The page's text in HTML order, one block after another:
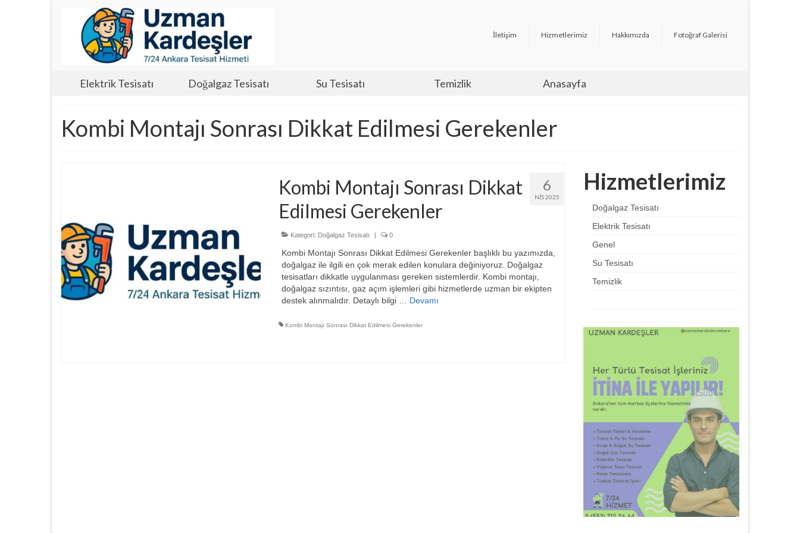
İletişim Hizmetlerimiz Hakkımızda Fotoğraf Galerisi
Elektrik Tesisatı Doğalgaz Tesisatı Su Tesisatı Temizlik Anasayfa
Kombi Montajı Sonrası Dikkat Edilmesi Gerekenler
6
NIS 2025
Kombi Montajı Sonrası Dikkat
Edilmesi Gerekenler
Kategori: Doğalgaz Tesisatı | 0
Kombi Montajı Sonrası Dikkat Edilmesi Gerekenler başlıklı bu yazımızda,
doğalgaz ile ilgili en çok merak edilen konulara değiniyoruz. Doğalgaz
tesisatları dikkatle uygulanması gereken sistemlerdir. Kombi montajı,
doğalgaz sızıntısı, gaz açım işlemleri gibi hizmetlerde uzman bir ekipten
destek alınmalıdır. Detaylı bilgi … Devamı
Kombi Montajı Sonrası Dikkat Edilmesi Gerekenler
Hizmetlerimiz
Doğalgaz Tesisatı
Elektrik Tesisatı
Genel
Su Tesisatı
Temizlik